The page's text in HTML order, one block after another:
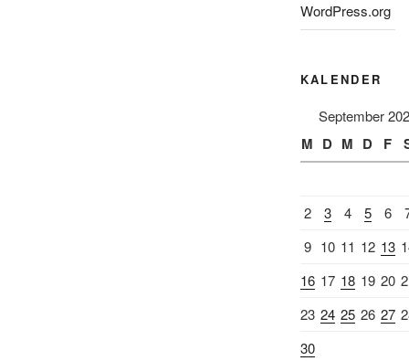
WordPress.org
KALENDER
September
M D M D F
2 3 4 5 6
9 10 11 12 13
16 17 18 19 20
23 24 25 26 27
30